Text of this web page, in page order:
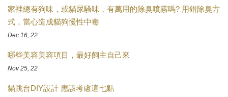
家裡總有狗味，或貓尿騷味，有萬用的除臭噴霧嗎? 用錯除臭方
式，當心造成貓狗慢性中毒
Dec 16, 22
哪些美容美容項目，最好飼主自己來
Nov 25, 22
貓跳台DIY設計 應該考慮這七點